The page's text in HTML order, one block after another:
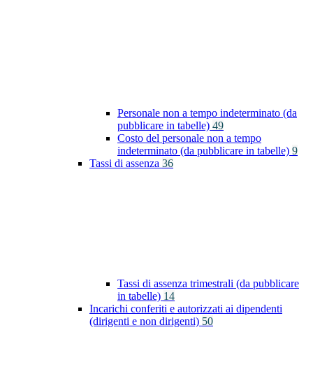
Personale non a tempo indeterminato (da
pubblicare in tabelle) 49
Costo del personale non a tempo
indeterminato (da pubblicare in tabelle) 9
Tassi di assenza 36
Tassi di assenza trimestrali (da pubblicare
in tabelle) 14
Incarichi conferiti e autorizzati ai dipendenti
(dirigenti e non dirigenti) 50